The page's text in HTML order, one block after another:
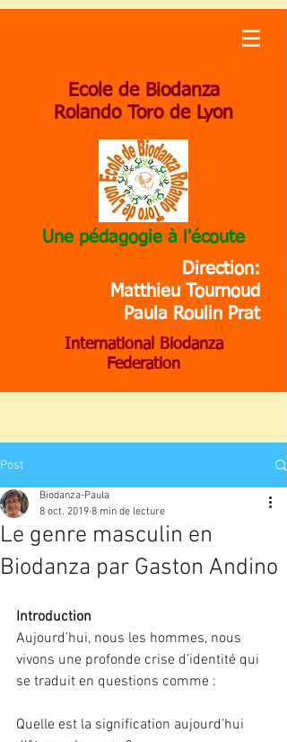
Ecole de Biodanza
Rolando Toro de Lyon
Une pédagogie à l'écoute
Direction:
Matthieu Tournoud
Paula Roulin Prat
International Biodanza
Federation
Post
Le genre masculin en
Biodanza par Gaston Andino
Biodanza-Paula
8 oct. 2019 8 min de lecture
Introduction
Aujourd’hui, nous les hommes, nous
vivons une profonde crise d’identité qui
se traduit en questions comme :
Quelle est la signification aujourd’hui